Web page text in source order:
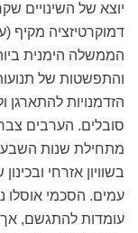
יוצא של השינויים
דמוקרטיזציה מקיף
והתפשטות של
הזדמנויות
סובלים. הערבים
מתחילת שנות
בשוויון אזרחי
עמים. הסכמי
עומדות להתגשם, אך